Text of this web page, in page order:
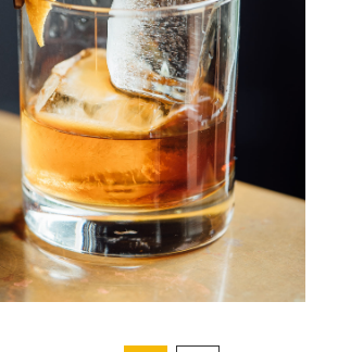
Old Fashioned
DRINK & COCKTAIL